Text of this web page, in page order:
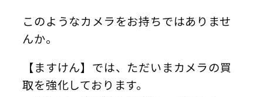
このようなカメラをお持ちではありませ
んか。
【ますけん】では、ただいまカメラの買
取を強化しております。